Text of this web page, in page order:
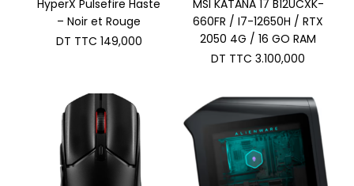
HyperX Pulsefire Haste
– Noir et Rouge
DT TTC 149,000
MSI KATANA 17 B12UCXK-
660FR / I7-12650H / RTX
2050 4G / 16 GO RAM
DT TTC 3.100,000